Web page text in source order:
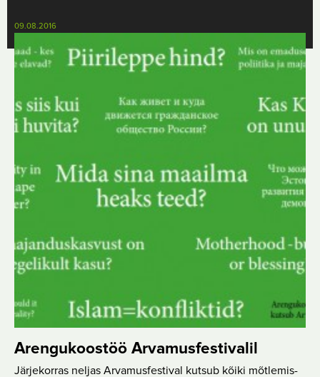
09.08.2016
Arengukoostöö Arvamusfestivalil
Järjekorras neljas Arvamusfestival kutsub kõiki mõtlemis-